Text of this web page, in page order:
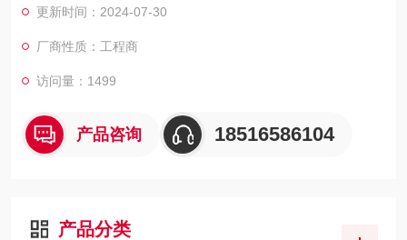
电缆线断、油囊***、漏油，等；功能不良，如：二维转三维电机
更新时间：2024-07-30
厂商性质：工程商
访问量：1499
产品咨询 18516586104
产品分类